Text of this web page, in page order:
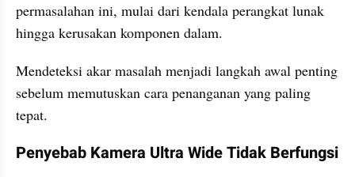
permasalahan ini, mulai dari kendala perangkat lunak
hingga kerusakan komponen dalam.
Mendeteksi akar masalah menjadi langkah awal penting
sebelum memutuskan cara penanganan yang paling
tepat.
Penyebab Kamera Ultra Wide Tidak Berfungsi